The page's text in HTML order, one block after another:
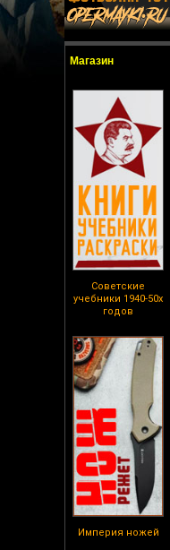
Магазин
Советские
учебники 1940-50х
годов
Империя ножей